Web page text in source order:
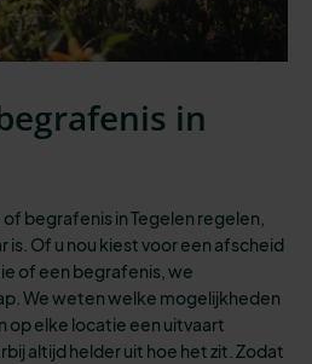
in
begrafenis in Tegelen regelen,
is. Of u nou kiest voor een afscheid
of een begrafenis, we
We weten welke mogelijkheden
op elke locatie een uitvaart
altijd helder uit hoe het zit. Zodat